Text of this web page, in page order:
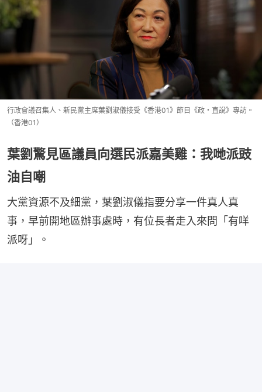
行政會議召集人、新民黨主席葉劉淑儀接受《香港01》節目《政・直說》專訪。
（香港01）
葉劉驚見區議員向選民派嘉美雞：我哋派豉
油自嘲
大黨資源不及細黨，葉劉淑儀指要分享一件真人真
事，早前開地區辦事處時，有位長者走入來問「有咩
派呀」。